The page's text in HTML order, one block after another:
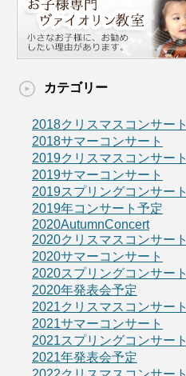
カテゴリー
2018クリスマスコンサート
2018サマーコンサート
2019クリスマスコンサート
2019サマーコンサート
2019スプリングコンサート
2019年コンサート予定
2020AutumnConcert
2020クリスマスコンサート
2020サマーコンサート
2020スプリングコンサート
2020年発表会予定
2021クリスマスコンサート
2021サマーコンサート
2021スプリングコンサート
2021年発表会予定